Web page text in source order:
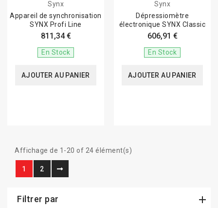
Synx
Appareil de synchronisation
SYNX Profi Line
811,34 €
En Stock
AJOUTER AU PANIER
Synx
Dépressiomètre
électronique SYNX Classic
606,91 €
En Stock
AJOUTER AU PANIER
Affichage de 1-20 of 24 élément(s)
1 2
Filtrer par